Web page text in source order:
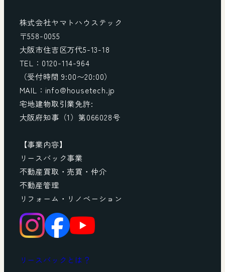
株式会社ヤマトハウステック
〒558-0055
大阪市住吉区万代5-13-18
TEL：0120-114-964
（受付時間 9:00〜20:00）
MAIL：info@housetech.jp
宅地建物取引業免許:
大阪府知事（1）第066028号
【事業内容】
リースバック事業
不動産買取・売買・仲介
不動産管理
リフォーム・リノベーション
リースバックとは？